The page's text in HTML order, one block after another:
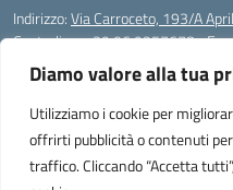
Diamo valore alla tua
Utilizziamo i cookie per
offrirti pubblicità o contenuti
traffico. Cliccando “Accetta
Indirizzo:Via Carroceto, 193/A
Centralino:+39 06 9257678
Posta elettronica certificata (PEC):
Codice fiscale: 91001930592
Codice meccanografico: